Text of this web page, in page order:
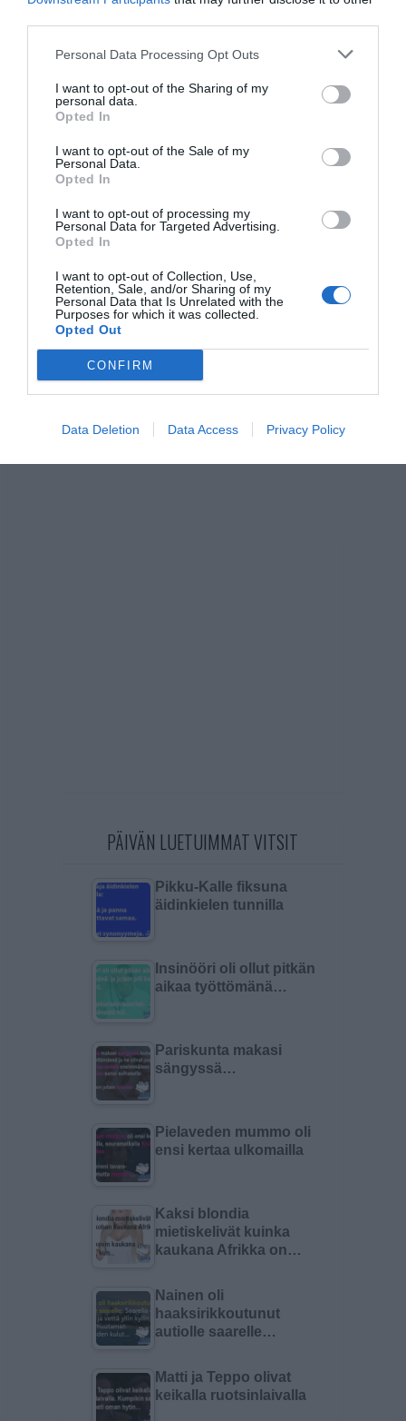
Personal Data Processing Opt Outs
I want to opt-out of the Sharing of my
personal data.
Opted In
I want to opt-out of the Sale of my
Personal Data.
Opted In
I want to opt-out of processing my
Personal Data for Targeted Advertising.
Opted In
I want to opt-out of Collection, Use,
Retention, Sale, and/or Sharing of my
Personal Data that Is Unrelated with the
Purposes for which it was collected.
Opted Out
CONFIRM
Data Deletion Data Access Privacy Policy
a
c
e
b
o
o
k
e
ss
e
n
g
er
h
at
A
p
o
p
Li
k
h
ar
PÄIVÄN LUETUIMMAT VITSIT
Pikku-Kalle fiksuna
äidinkielen tunnilla
Insinööri oli ollut pitkän
aikaa työttömänä…
Pariskunta makasi
sängyssä…
Pielaveden mummo oli
ensi kertaa ulkomailla
Kaksi blondia
mietiskelivät kuinka
kaukana Afrikka on…
Nainen oli
haaksirikkoutunut
autiolle saarelle…
Matti ja Teppo olivat
keikalla ruotsinlaivalla